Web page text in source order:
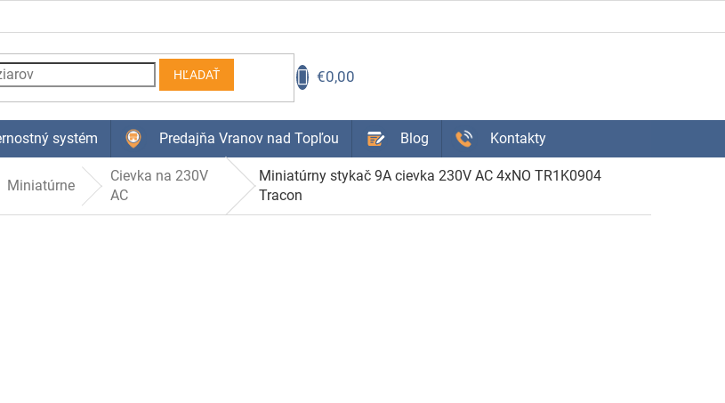
HĽADAŤ
KOŠÍK
€0,00
systém Predajňa Vranov nad Topľou Blog Kontakty
Miniatúrne
Cievka na 230V
AC
Miniatúrny stykač 9A cievka 230V AC 4xNO TR1K0904
Tracon